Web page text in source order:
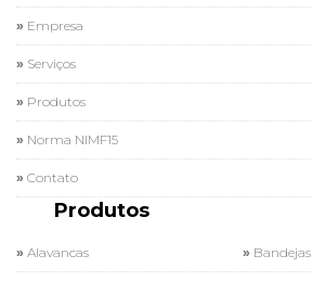
Empresa
Serviços
Produtos
Norma NIMF15
Contato
Produtos
Alavancas Bandejas